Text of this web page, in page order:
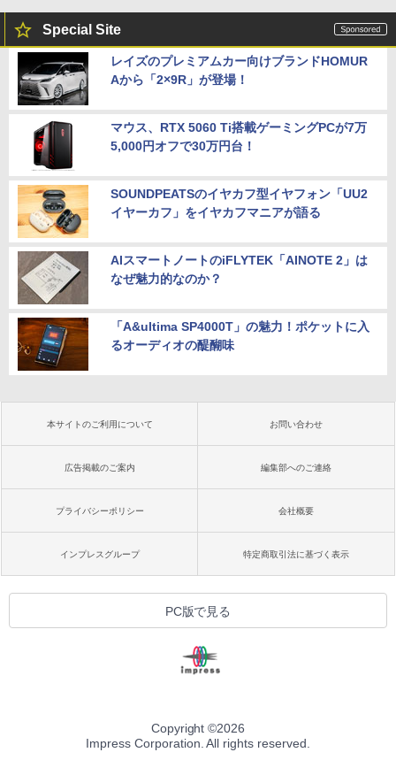
Special Site
レイズのプレミアムカー向けブランドHOMUR
Aから「2×9R」が登場！
マウス、RTX 5060 Ti搭載ゲーミングPCが7万
5,000円オフで30万円台！
SOUNDPEATSのイヤカフ型イヤフォン「UU2
イヤーカフ」をイヤカフマニアが語る
AIスマートノートのiFLYTEK「AINOTE 2」は
なぜ魅力的なのか？
「A&ultima SP4000T」の魅力！ポケットに入
るオーディオの醍醐味
本サイトのご利用について お問い合わせ
広告掲載のご案内 編集部へのご連絡
プライバシーポリシー 会社概要
インプレスグループ 特定商取引法に基づく表示
PC版で見る
Copyright ©2026
Impress Corporation. All rights reserved.